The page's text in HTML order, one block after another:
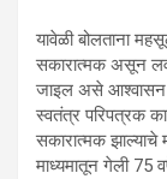
यावेळी बोलताना
सकारात्मक असून
जाइल असे आश्वासन
स्वतंत्र परिपत्रक
सकारात्मक
माध्यमातून गेली 75